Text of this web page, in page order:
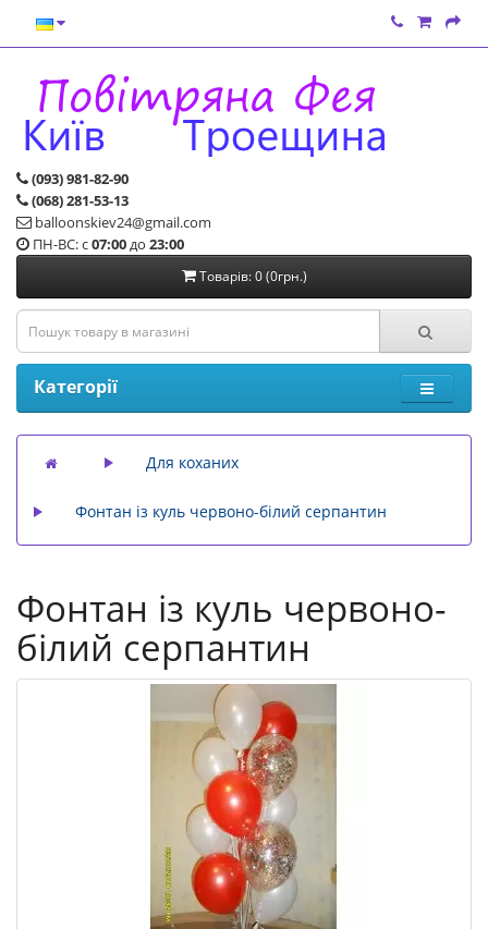
(093) 981-82-90
(068) 281-53-13
balloonskiev24@gmail.com
ПН-ВС: с07:00до 23:00
Товарів: 0 (0грн.)
Категорії
Для коханих
Фонтан із куль червоно-білий серпантин
Фонтан із куль червоно-
білий серпантин